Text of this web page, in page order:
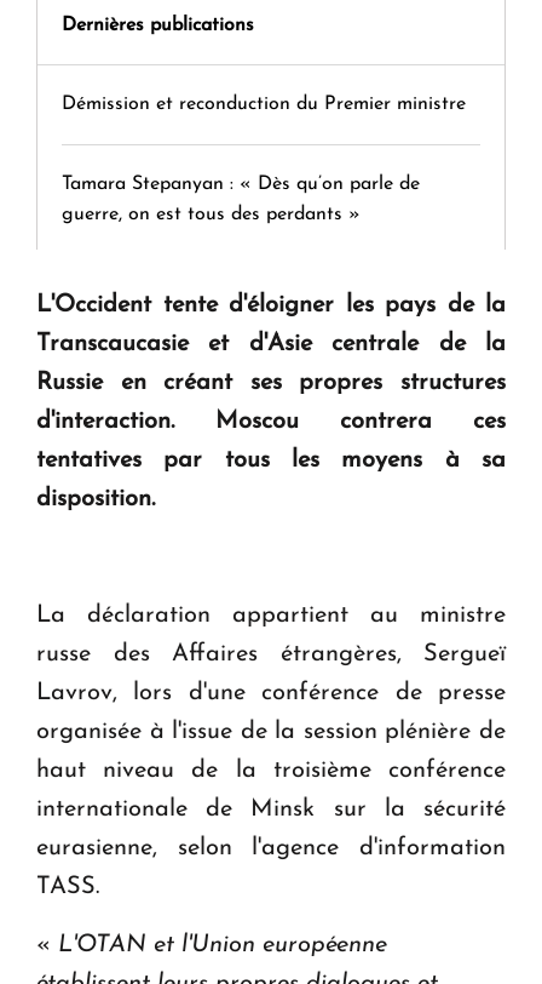
Dernières publications
Démission et reconduction du Premier ministre
Tamara Stepanyan : « Dès qu’on parle de
guerre, on est tous des perdants »
" Tant qu'il n'existe pas d'alternative concrète, la
KASA : 30 ans d'audace, de résilience et d'avenir
en Arménie
Le premier hôtel Hyatt Regency d'Arménie
L'Occident tente d'éloigner les pays de la
Transcaucasie et d'Asie centrale de la
Russie en créant ses propres structures
d'interaction. Moscou contrera ces
tentatives par tous les moyens à sa
disposition.
La déclaration appartient au ministre
russe des Affaires étrangères, Sergueï
Lavrov, lors d'une conférence de presse
organisée à l'issue de la session plénière de
haut niveau de la troisième conférence
internationale de Minsk sur la sécurité
eurasienne, selon l'agence d'information
TASS.
« L'OTAN et l'Union européenne